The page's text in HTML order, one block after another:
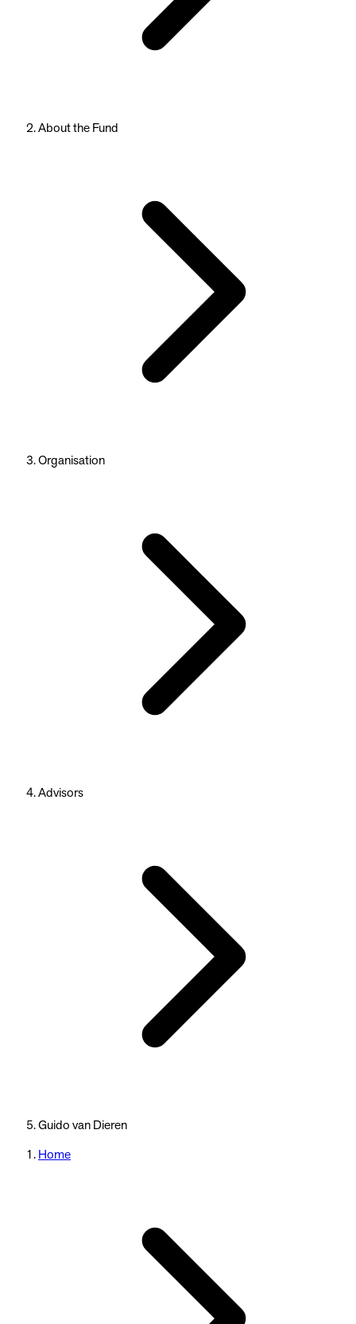
About the Fund
Organisation
Advisors
Guido van Dieren
Home